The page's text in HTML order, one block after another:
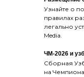
Узнайте о
правилах
легально
Media.
ЧМ-2026 и
Сборная
на